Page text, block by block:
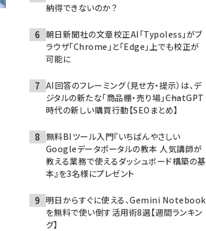
納得できないのか？
朝日新聞社の文章校正AI「Typoless」がブ
ラウザ「Chrome」と「Edge」上でも校正が
可能に
AI回答のフレーミング（見せ方・提示）は、デ
ジタルの新たな「商品棚・売り場」――ChatGPT
時代の新しい購買行動【SEOまとめ】
無料BIツール入門『いちばんやさしい
Googleデータポータルの教本 人気講師が
教える業務で使えるダッシュボード構築の基
本』を3名様にプレゼント
明日からすぐに使える、Gemini Notebook
を無料で使い倒す活用術8選【週間ランキン
グ】